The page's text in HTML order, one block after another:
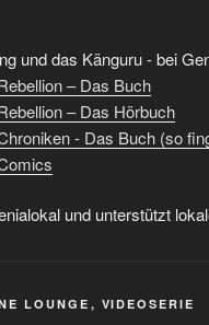
und das Känguru - bei
– Das Buch
– Das Hörbuch
- Das Buch (so
und unterstützt
LOUNGE, VIDEOSERIE